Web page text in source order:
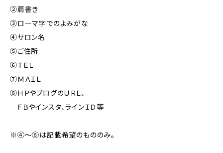
②肩書き
③ローマ字でのよみがな
④サロン名
⑤ご住所
⑥ＴＥＬ
⑦ＭＡＩＬ
⑧ＨＰやブログのＵＲＬ、
ＦＢやインスタ、ラインＩＤ等
※④～⑧は記載希望のもののみ。